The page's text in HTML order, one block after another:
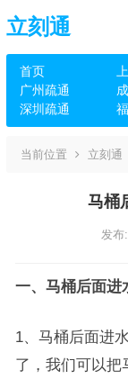
立刻通
首页
广州疏通
深圳疏通
当前位置 立刻通
马桶
发布
一、马桶后面进
1、马桶后面进
了，我们可以把